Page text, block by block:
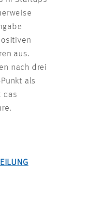
aus.
nach drei
als
das